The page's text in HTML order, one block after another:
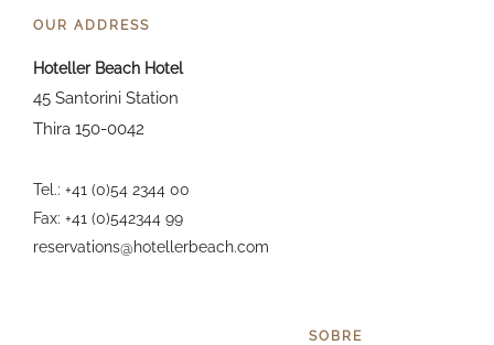
OUR ADDRESS
Hoteller Beach Hotel
45 Santorini Station
Thira 150-0042
Tel.: +41 (0)54 2344 00
Fax: +41 (0)542344 99
reservations@hotellerbeach.com
SOBRE